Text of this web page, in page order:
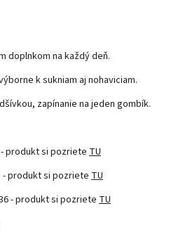
doplnkom na každý deň.
k sukniam aj nohaviciam.
zapínanie na jeden gombík.
- produkt si pozriete TU
- produkt si pozriete TU
- produkt si pozriete TU